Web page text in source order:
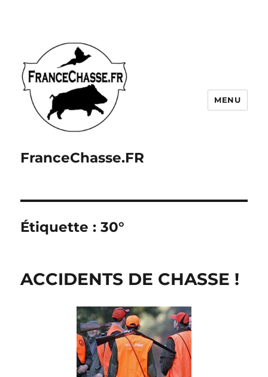
FranceChasse.FR
MENU
Étiquette :30°
ACCIDENTS DE CHASSE !